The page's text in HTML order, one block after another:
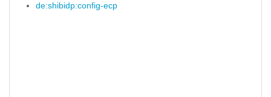
de:shibidp:config-ecp